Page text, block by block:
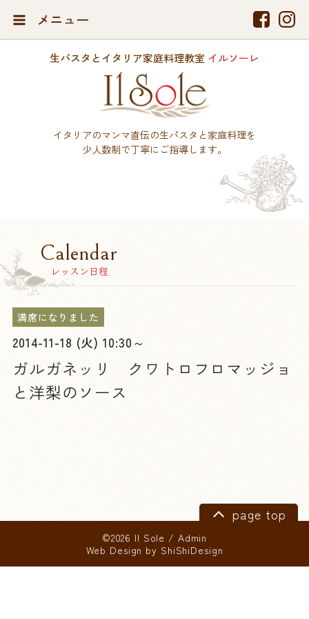
メニュー
生パスタとイタリア家庭料理教室 イルソーレ
イタリアのマンマ直伝の生パスタと家庭料理を
少人数制で丁寧にご指導します。
Calendar
レッスン日程
満席になりました
2014-11-18 (火) 10:30～
ガルガネッリ クワトロフロマッジョ
と洋梨のソース
page top
©2026 Il Sole / Admin
Web Design by ShiShiDesign